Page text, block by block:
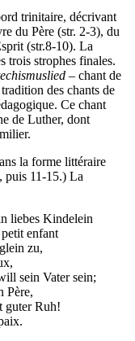
trinitaire, décrivant
du Père (str. 2-3), du
(str.8-10). La
trois strophes finales.
– chant de
des chants de
Ce chant
de Luther, dont
la forme littéraire
puis 11-15.) La
liebes Kindelein
enfant
Aüglein zu,
sein Vater sein;
Père,
guter Ruh!